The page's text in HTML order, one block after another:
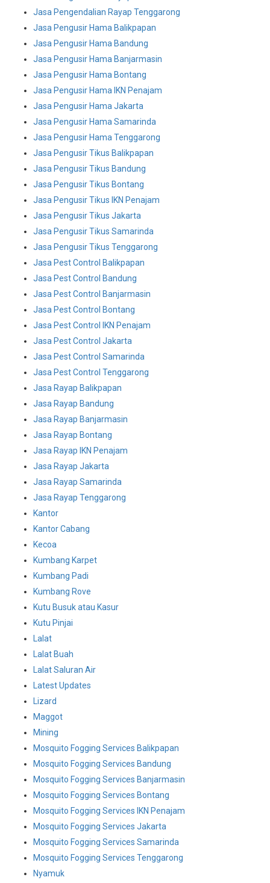
Jasa Pengendalian Rayap Tenggarong
Jasa Pengusir Hama Balikpapan
Jasa Pengusir Hama Bandung
Jasa Pengusir Hama Banjarmasin
Jasa Pengusir Hama Bontang
Jasa Pengusir Hama IKN Penajam
Jasa Pengusir Hama Jakarta
Jasa Pengusir Hama Samarinda
Jasa Pengusir Hama Tenggarong
Jasa Pengusir Tikus Balikpapan
Jasa Pengusir Tikus Bandung
Jasa Pengusir Tikus Bontang
Jasa Pengusir Tikus IKN Penajam
Jasa Pengusir Tikus Jakarta
Jasa Pengusir Tikus Samarinda
Jasa Pengusir Tikus Tenggarong
Jasa Pest Control Balikpapan
Jasa Pest Control Bandung
Jasa Pest Control Banjarmasin
Jasa Pest Control Bontang
Jasa Pest Control IKN Penajam
Jasa Pest Control Jakarta
Jasa Pest Control Samarinda
Jasa Pest Control Tenggarong
Jasa Rayap Balikpapan
Jasa Rayap Bandung
Jasa Rayap Banjarmasin
Jasa Rayap Bontang
Jasa Rayap IKN Penajam
Jasa Rayap Jakarta
Jasa Rayap Samarinda
Jasa Rayap Tenggarong
Kantor
Kantor Cabang
Kecoa
Kumbang Karpet
Kumbang Padi
Kumbang Rove
Kutu Busuk atau Kasur
Kutu Pinjai
Lalat
Lalat Buah
Lalat Saluran Air
Latest Updates
Lizard
Maggot
Mining
Mosquito Fogging Services Balikpapan
Mosquito Fogging Services Bandung
Mosquito Fogging Services Banjarmasin
Mosquito Fogging Services Bontang
Mosquito Fogging Services IKN Penajam
Mosquito Fogging Services Jakarta
Mosquito Fogging Services Samarinda
Mosquito Fogging Services Tenggarong
Nyamuk